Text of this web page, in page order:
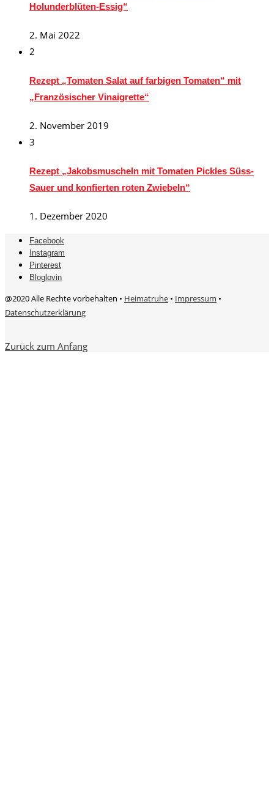
Holunderblüten-Essig“
2. Mai 2022
2
Rezept „Tomaten Salat auf farbigen Tomaten“ mit
„Französischer Vinaigrette“
2. November 2019
3
Rezept „Jakobsmuscheln mit Tomaten Pickles Süss-
Sauer und konfierten roten Zwiebeln“
1. Dezember 2020
Facebook
Instagram
Pinterest
Bloglovin
@2020 Alle Rechte vorbehalten • Heimatruhe • Impressum •
Datenschutzerklärung
Zurück zum Anfang